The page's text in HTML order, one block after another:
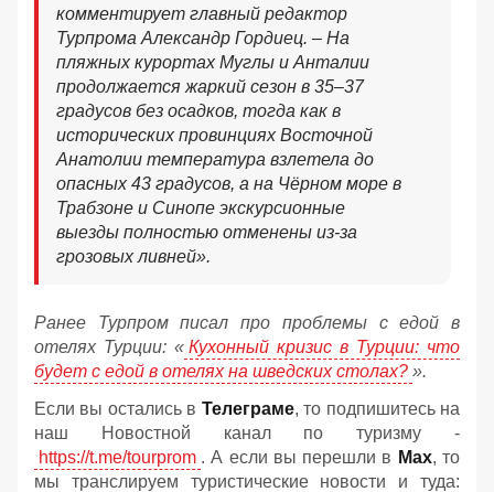
комментирует главный редактор
Турпрома Александр Гордиец. – На
пляжных курортах Муглы и Анталии
продолжается жаркий сезон в 35–37
градусов без осадков, тогда как в
исторических провинциях Восточной
Анатолии температура взлетела до
опасных 43 градусов, а на Чёрном море в
Трабзоне и Синопе экскурсионные
выезды полностью отменены из-за
грозовых ливней».
Ранее Турпром писал про проблемы с едой в
отелях Турции: « Кухонный кризис в Турции: что
будет с едой в отелях на шведских столах? ».
Если вы остались в Телеграме, то подпишитесь на
наш Новостной канал по туризму -
https://t.me/tourprom . А если вы перешли в Мах, то
мы транслируем туристические новости и туда: